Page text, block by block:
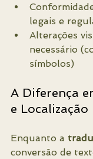
legais e
Alterações
necessário
símbolos)
A Diferença
e Localização
Enquanto a
conversão de